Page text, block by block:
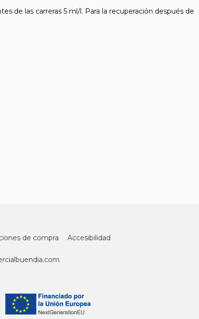
de las carreras 5 ml/l. Para la recuperación después de
de compra Accesibilidad